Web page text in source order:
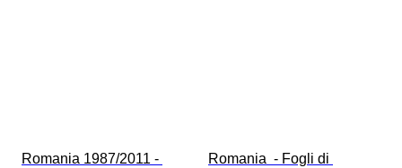
Romania 1987/2011 -
Romania  - Fogli di